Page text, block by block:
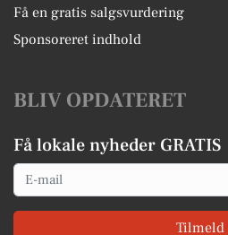
Få en gratis salgsvurdering
Sponsoreret indhold
BLIV OPDATERET
Få lokale nyheder GRATIS
Email
Tilmeld